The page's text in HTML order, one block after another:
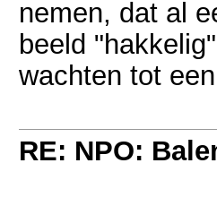
nemen, dat al
beeld
wachten tot
RE: NPO: